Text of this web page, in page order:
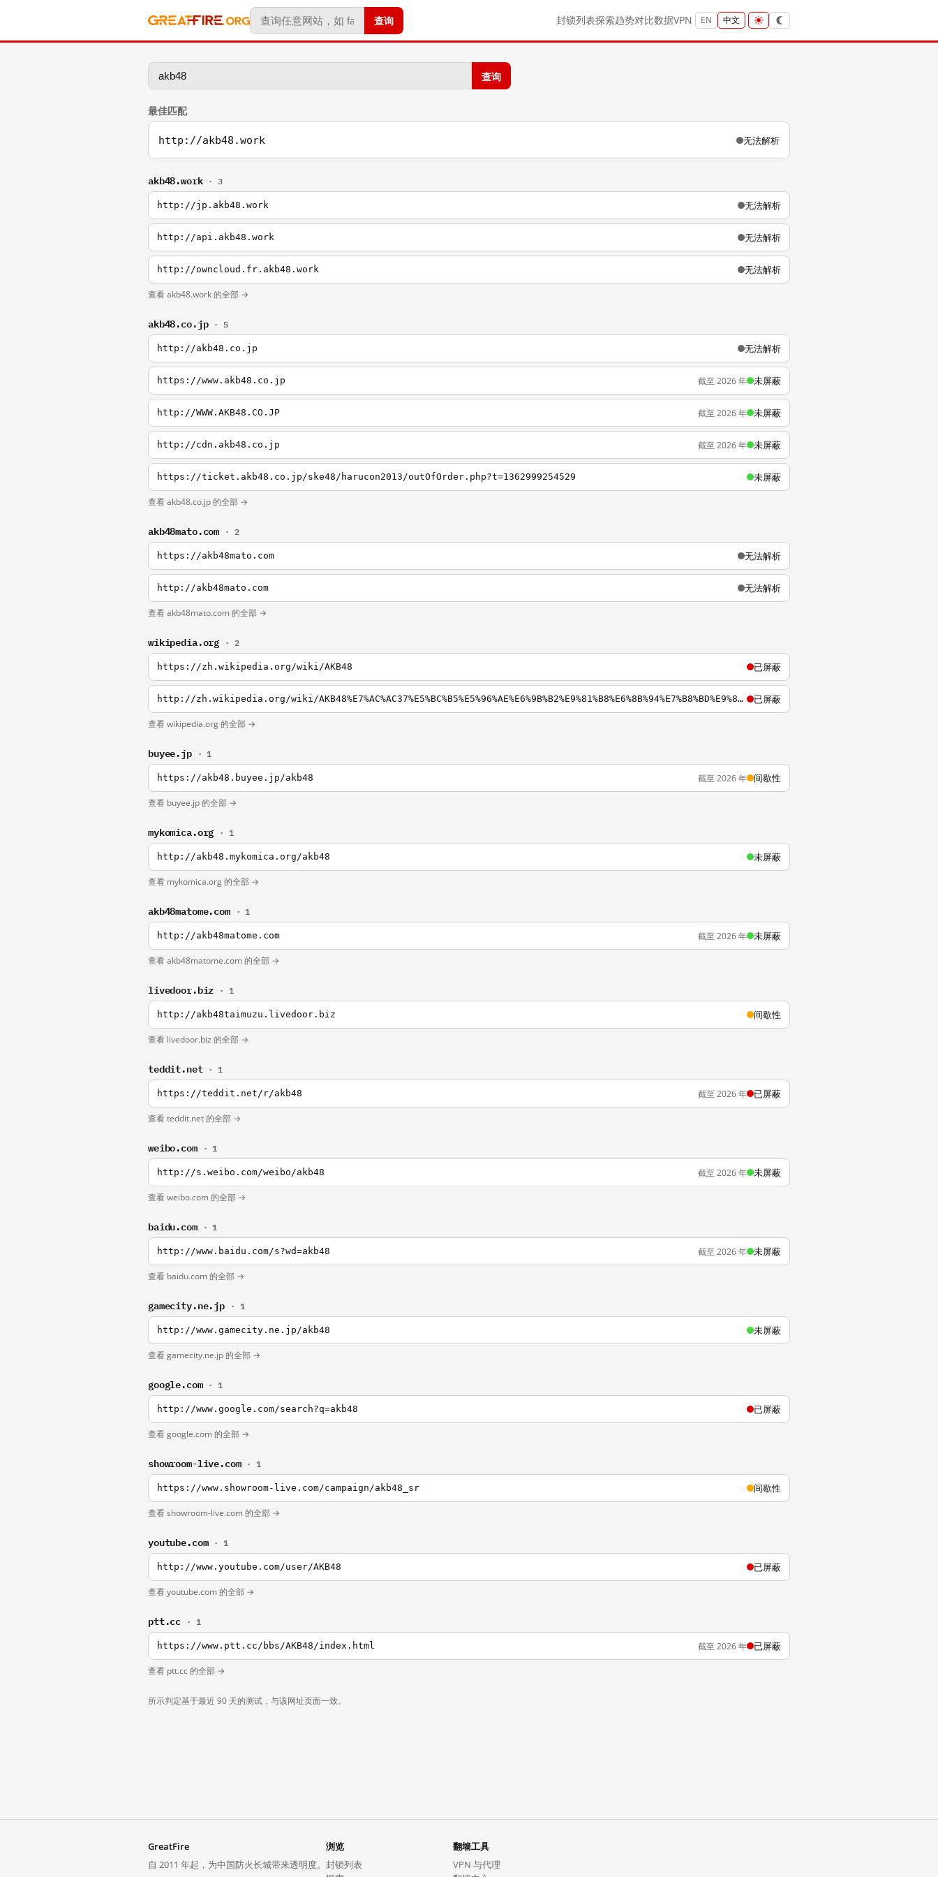
查询 封锁列表探索趋势对比数据VPN EN 中文
查询
最佳匹配
http://akb48.work 无法解析
akb48.work · 3
http://jp.akb48.work 无法解析
http://api.akb48.work 无法解析
http://owncloud.fr.akb48.work 无法解析
查看 akb48.work 的全部 →
akb48.co.jp · 5
http://akb48.co.jp 无法解析
https://www.akb48.co.jp 截至 2026 年 未屏蔽
http://WWW.AKB48.CO.JP 截至 2026 年 未屏蔽
http://cdn.akb48.co.jp 截至 2026 年 未屏蔽
https://ticket.akb48.co.jp/ske48/harucon2013/outOfOrder.php?t=1362999254529 未屏蔽
查看 akb48.co.jp 的全部 →
akb48mato.com · 2
https://akb48mato.com 无法解析
http://akb48mato.com 无法解析
查看 akb48mato.com 的全部 →
wikipedia.org · 2
https://zh.wikipedia.org/wiki/AKB48 已屏蔽
http://zh.wikipedia.org/wiki/AKB48%E7%AC%AC37%E5%BC%B5%E5%96%AE%E6%9B%B2%E9%81%B8%E6%8B%94%E7%B8%BD%E9%81%B8%E8%88%89 已屏蔽
查看 wikipedia.org 的全部 →
buyee.jp · 1
https://akb48.buyee.jp/akb48 截至 2026 年 间歇性
查看 buyee.jp 的全部 →
mykomica.org · 1
http://akb48.mykomica.org/akb48 未屏蔽
查看 mykomica.org 的全部 →
akb48matome.com · 1
http://akb48matome.com 截至 2026 年 未屏蔽
查看 akb48matome.com 的全部 →
livedoor.biz · 1
http://akb48taimuzu.livedoor.biz 间歇性
查看 livedoor.biz 的全部 →
teddit.net · 1
https://teddit.net/r/akb48 截至 2026 年 已屏蔽
查看 teddit.net 的全部 →
weibo.com · 1
http://s.weibo.com/weibo/akb48 截至 2026 年 未屏蔽
查看 weibo.com 的全部 →
baidu.com · 1
http://www.baidu.com/s?wd=akb48 截至 2026 年 未屏蔽
查看 baidu.com 的全部 →
gamecity.ne.jp · 1
http://www.gamecity.ne.jp/akb48 未屏蔽
查看 gamecity.ne.jp 的全部 →
google.com · 1
http://www.google.com/search?q=akb48 已屏蔽
查看 google.com 的全部 →
showroom-live.com · 1
https://www.showroom-live.com/campaign/akb48_sr 间歇性
查看 showroom-live.com 的全部 →
youtube.com · 1
http://www.youtube.com/user/AKB48 已屏蔽
查看 youtube.com 的全部 →
ptt.cc · 1
https://www.ptt.cc/bbs/AKB48/index.html 截至 2026 年 已屏蔽
查看 ptt.cc 的全部 →
所示判定基于最近 90 天的测试，与该网址页面一致。
GreatFire
自 2011 年起，为中国防火长城带来透明度。
浏览
封锁列表
翻墙工具
VPN 与代理